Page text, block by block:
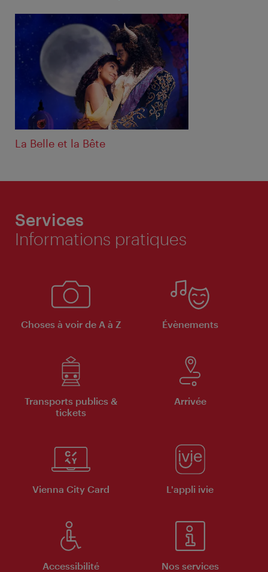
La Belle et la Bête
Services
Informations pratiques
Choses à voir de A à Z Évènements
Transports publics &
tickets
Arrivée
Vienna City Card L'appli ivie
Accessibilité Nos services